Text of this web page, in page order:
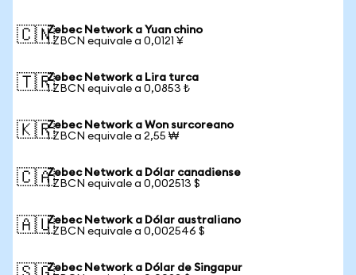
🇨🇳Zebec Network a Yuan chino
1 ZBCN equivale a 0,0121 ¥
🇹🇷Zebec Network a Lira turca
1 ZBCN equivale a 0,0853 ₺
🇰🇷Zebec Network a Won surcoreano
1 ZBCN equivale a 2,55 ₩
🇨🇦Zebec Network a Dólar canadiense
1 ZBCN equivale a 0,002513 $
🇦🇺Zebec Network a Dólar australiano
1 ZBCN equivale a 0,002546 $
Zebec Network a Dólar de Singapur